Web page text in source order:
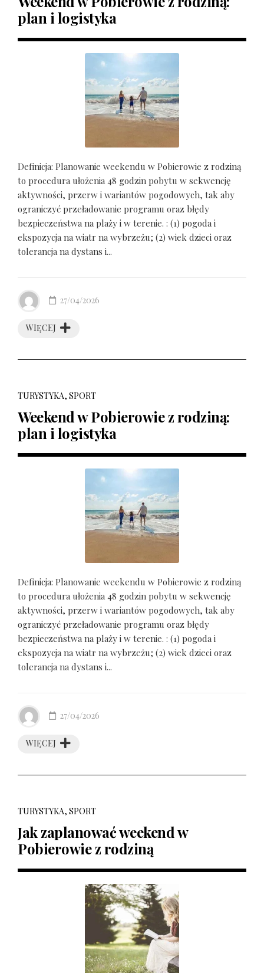
plan i logistyka
Definicja: Planowanie weekendu w Pobierowie z rodziną
to procedura ułożenia 48 godzin pobytu w sekwencję
aktywności, przerw i wariantów pogodowych, tak aby
ograniczyć przeładowanie programu oraz błędy
bezpieczeństwa na plaży i w terenie. : (1) pogoda i
ekspozycja na wiatr na wybrzeżu; (2) wiek dzieci oraz
tolerancja na dystans i...
WIĘCEJ
27/04/2026
TURYSTYKA, SPORT
Weekend w Pobierowie z rodziną:
plan i logistyka
Definicja: Planowanie weekendu w Pobierowie z rodziną
to procedura ułożenia 48 godzin pobytu w sekwencję
aktywności, przerw i wariantów pogodowych, tak aby
ograniczyć przeładowanie programu oraz błędy
bezpieczeństwa na plaży i w terenie. : (1) pogoda i
ekspozycja na wiatr na wybrzeżu; (2) wiek dzieci oraz
tolerancja na dystans i...
WIĘCEJ
27/04/2026
TURYSTYKA, SPORT
Jak zaplanować weekend w
Pobierowie z rodziną